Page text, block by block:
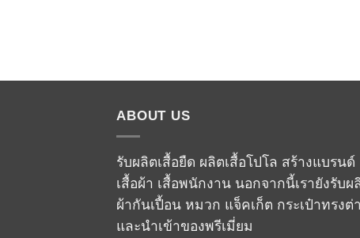
ABOUT US
รับผลิตเสื้อยืด ผลิตเสื้อโปโล สร้างแบรนด์
เสื้อผ้า เสื้อพนักงาน นอกจากนี้เรายังรับผ
ผ้ากันเปื้อน หมวก แจ็คเก็ต กระเป๋าทรงต่
และนำเข้าของพรีเมี่ยม